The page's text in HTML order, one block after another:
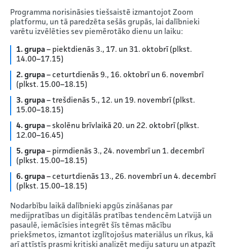
Programma norisināsies tiešsaistē izmantojot Zoom
platformu, un tā paredzēta sešās grupās, lai dalībnieki
varētu izvēlēties sev piemērotāko dienu un laiku:
1. grupa– piektdienās 3., 17. un 31. oktobrī (plkst.
14.00–17.15)
2. grupa– ceturtdienās 9., 16. oktobrī un 6. novembrī
(plkst. 15.00–18.15)
3. grupa– trešdienās 5., 12. un 19. novembrī (plkst.
15.00–18.15)
4. grupa– skolēnu brīvlaikā 20. un 22. oktobrī (plkst.
12.00–16.45)
5. grupa– pirmdienās 3., 24. novembrī un 1. decembrī
(plkst. 15.00–18.15)
6. grupa– ceturtdienās 13., 26. novembrī un 4. decembrī
(plkst. 15.00–18.15)
Nodarbību laikā dalībnieki apgūs zināšanas par
medijpratības un digitālās pratības tendencēm Latvijā un
pasaulē, iemācīsies integrēt šīs tēmas mācību
priekšmetos, izmantot izglītojošus materiālus un rīkus, kā
arī attīstīs prasmi kritiski analizēt mediju saturu un atpazīt